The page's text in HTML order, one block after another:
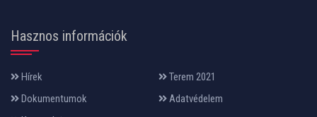
Hasznos információk
Hírek
Terem 2021
Dokumentumok
Adatvédelem